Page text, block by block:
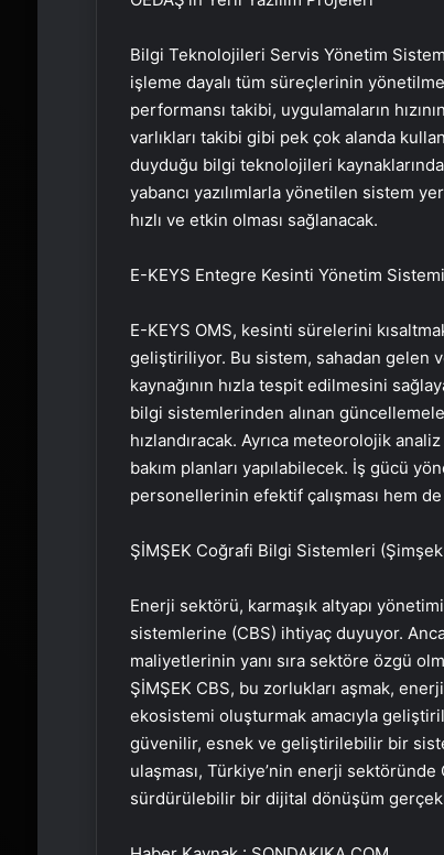
Bilgi Teknolojileri Servis Yönetim
işleme dayalı tüm süreçlerinin
performansı takibi, uygulamaların
varlıkları takibi gibi pek çok alanda
duyduğu bilgi teknolojileri
yabancı yazılımlarla yönetilen sistem
hızlı ve etkin olması sağlanacak.
E-KEYS Entegre Kesinti Yönetim
E-KEYS OMS, kesinti sürelerini
geliştiriliyor. Bu sistem, sahadan gelen
kaynağının hızla tespit edilmesini
bilgi sistemlerinden alınan
hızlandıracak. Ayrıca meteorolojik
bakım planları yapılabilecek. İş gücü
personellerinin efektif çalışması hem
ŞİMŞEK Coğrafi Bilgi Sistemleri
Enerji sektörü, karmaşık altyapı
sistemlerine (CBS) ihtiyaç duyuyor.
maliyetlerinin yanı sıra sektöre özgü
ŞİMŞEK CBS, bu zorlukları aşmak,
ekosistemi oluşturmak amacıyla
güvenilir, esnek ve geliştirilebilir bir
ulaşması, Türkiye’nin enerji sektöründe
sürdürülebilir bir dijital dönüşüm